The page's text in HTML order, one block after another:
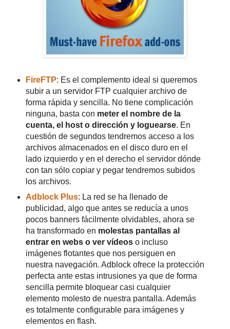
FireFTP: Es el complemento ideal si queremos
subir a un servidor FTP cualquier archivo de
forma rápida y sencilla. No tiene complicación
ninguna, basta con meter el nombre de la
cuenta, el host o dirección y loguearse. En
cuestión de segundos tendremos acceso a los
archivos almacenados en el disco duro en el
lado izquierdo y en el derecho el servidor dónde
con tan sólo copiar y pegar tendremos subidos
los archivos.
Adblock Plus: La red se ha llenado de
publicidad, algo que antes se reducía a unos
pocos banners fácilmente olvidables, ahora se
ha transformado en molestas pantallas al
entrar en webs o ver vídeoso incluso
imágenes flotantes que nos persiguen en
nuestra navegación. Adblock ofrece la protección
perfecta ante estas intrusiones ya que de forma
sencilla permite bloquear casi cualquier
elemento molesto de nuestra pantalla. Además
es totalmente configurable para imágenes y
elementos en flash.